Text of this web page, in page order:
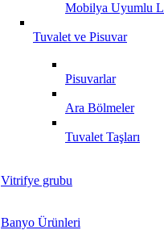
Mobilya Uyumlu
Tuvalet ve Pisuvar
Pisuvarlar
Ara Bölmeler
Tuvalet Taşları
Vitrifye grubu
Banyo Ürünleri